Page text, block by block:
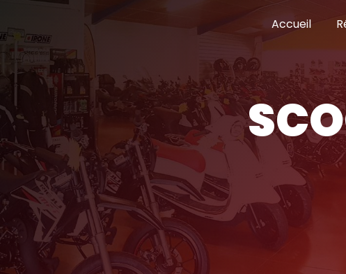
Accueil
Panneau de gestion des cookies